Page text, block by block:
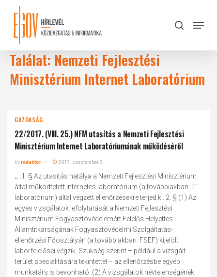
content
search
Menu
Találat: Nemzeti Fejlesztési
Minisztérium Internet Laboratórium
GAZDASÁG
22/2017. (VIII. 25.) NFM utasítás a Nemzeti Fejlesztési
Minisztérium Internet Laboratóriumának működéséről
byredaktor 2017. szeptember 3.
„...1. § Az utasítás hatálya a Nemzeti Fejlesztési Minisztérium
által működtetett internetes laboratórium (a továbbiakban: IT
laboratórium) által végzett ellenőrzésekre terjed ki. 2. § (1) Az
egyes vizsgálatok lefolytatását a Nemzeti Fejlesztési
Minisztérium Fogyasztóvédelemért Felelős Helyettes
Államtitkárságának Fogyasztóvédelmi Szolgáltatás-
ellenőrzési Főosztályán (a továbbiakban: FSEF) kijelölt
laborfelelősei végzik. Szükség szerint – például a vizsgált
terület specialitására tekintettel – az ellenőrzésbe egyéb
munkatárs is bevonható. (2) A vizsgálatok névtelenségének
Close